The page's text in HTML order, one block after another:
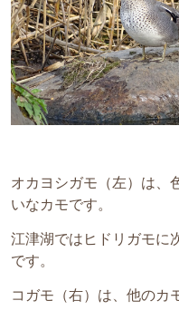
オカヨシガモ（左）は、
いなカモです。
江津湖ではヒドリガモに
です。
コガモ（右）は、他のカ